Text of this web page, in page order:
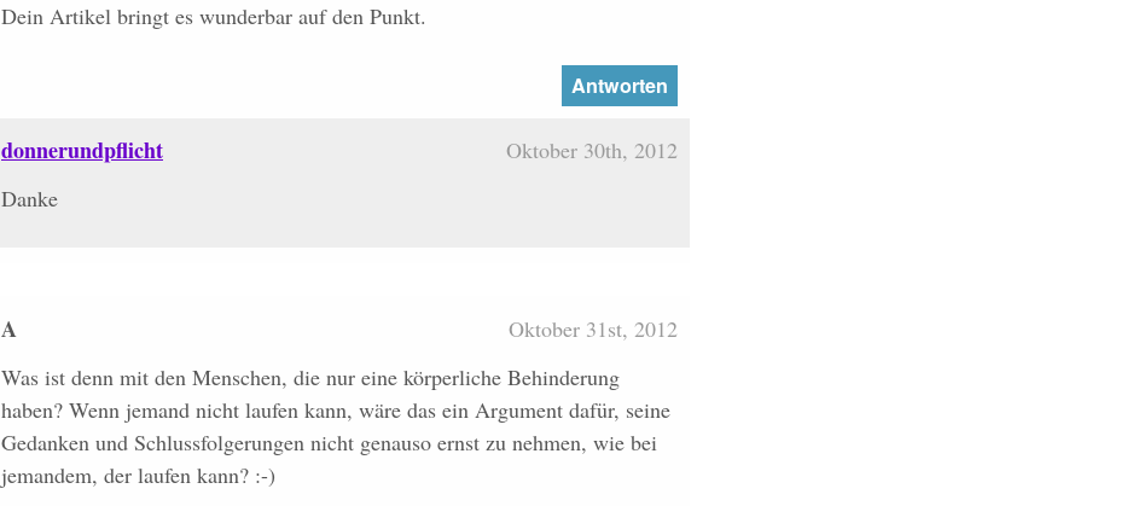
Dein Artikel bringt es wunderbar auf den Punkt.
Antworten
donnerundpflicht
Oktober 30th, 2012
Danke
A
Oktober 31st, 2012
Was ist denn mit den Menschen, die nur eine körperliche Behinderung
haben? Wenn jemand nicht laufen kann, wäre das ein Argument dafür, seine
Gedanken und Schlussfolgerungen nicht genauso ernst zu nehmen, wie bei
jemandem, der laufen kann? :-)